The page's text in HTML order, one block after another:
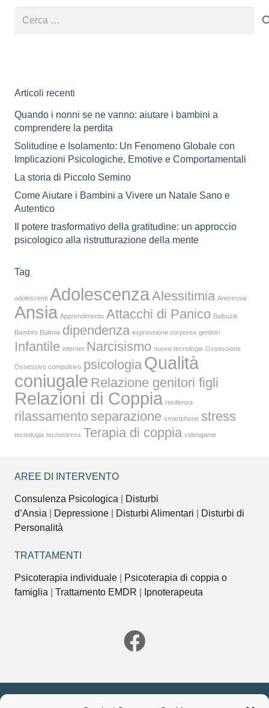
Articoli recenti
Quando i nonni se ne vanno: aiutare i bambini a
comprendere la perdita
Solitudine e Isolamento: Un Fenomeno Globale con
Implicazioni Psicologiche, Emotive e Comportamentali
La storia di Piccolo Semino
Come Aiutare i Bambini a Vivere un Natale Sano e
Autentico
Il potere trasformativo della gratitudine: un approccio
psicologico alla ristrutturazione della mente
Tag
adolescenti AdolescenzaAlessitimia Anoressia
Ansia Apprendimento Attacchi di Panico Balbuzie
Bambini Bulimia dipendenza espressione corporea genitori
Infantile internet Narcisismo nuove tecnologie Ossessione
Ossessivo compulsivo psicologia Qualità
coniugale Relazione genitori figli
Relazioni di Coppia resilienza
rilassamento separazione smartphone stress
tecnologia tecnostress Terapia di coppia videogame
AREE DI INTERVENTO
Consulenza Psicologica
Disturbi
d’Ansia
Depressione Disturbi Alimentari
Disturbi di
Personalità
TRATTAMENTI
Psicoterapia individuale
Psicoterapia di coppia o
famiglia
Trattamento EMDR Ipnoterapeuta